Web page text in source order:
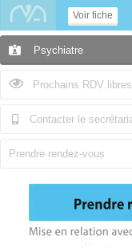
Voir fiche
Psychiatre
Prochains RDV libres
Contacter le
Prendre rendez-vous